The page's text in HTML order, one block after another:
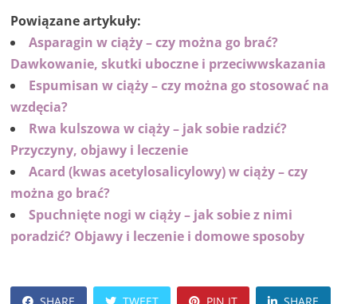
Powiązane artykuły:
Asparagin w ciąży – czy można go brać?
Dawkowanie, skutki uboczne i przeciwwskazania
Espumisan w ciąży – czy można go stosować na
wzdęcia?
Rwa kulszowa w ciąży – jak sobie radzić?
Przyczyny, objawy i leczenie
Acard (kwas acetylosalicylowy) w ciąży – czy
można go brać?
Spuchnięte nogi w ciąży – jak sobie z nimi
poradzić? Objawy i leczenie i domowe sposoby